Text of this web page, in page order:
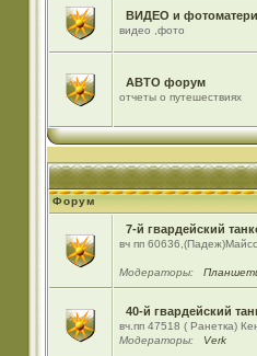
ВИДЕО и
видео ,фото
АВТО форум
отчеты о путешествиях
Форум
7-й гвардейский
вч пп
Модераторы:
40-й гвардейский
вч.пп 47518 ( Ранетка)
Модераторы:
Verk